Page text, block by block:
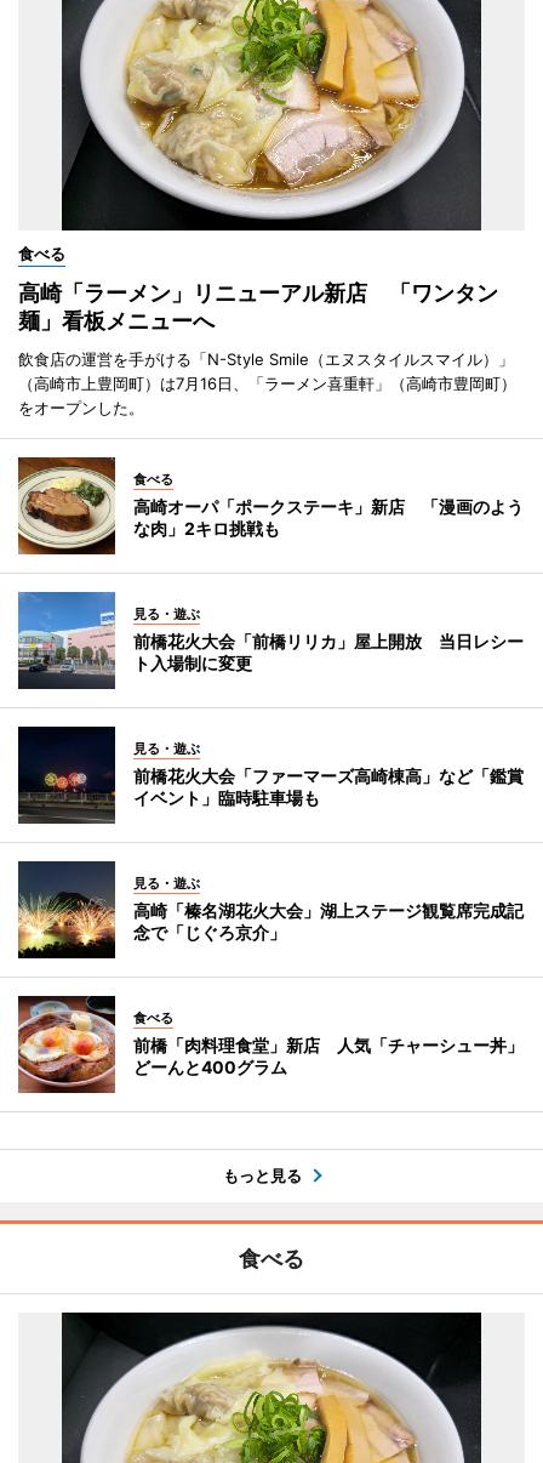
食べる
高崎「ラーメン」リニューアル新店 「ワンタン
麺」看板メニューへ
飲食店の運営を手がける「N-Style Smile（エヌスタイルスマイル）」
（高崎市上豊岡町）は7月16日、「ラーメン喜重軒」（高崎市豊岡町）
をオープンした。
食べる
高崎オーパ「ポークステーキ」新店 「漫画のよう
な肉」2キロ挑戦も
見る・遊ぶ
前橋花火大会「前橋リリカ」屋上開放 当日レシー
ト入場制に変更
見る・遊ぶ
前橋花火大会「ファーマーズ高崎棟高」など「鑑賞
イベント」臨時駐車場も
見る・遊ぶ
高崎「榛名湖花火大会」湖上ステージ観覧席完成記
念で「じぐろ京介」
食べる
前橋「肉料理食堂」新店 人気「チャーシュー丼」
どーんと400グラム
もっと見る
食べる